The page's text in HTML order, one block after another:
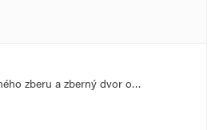
zberu a zberný dvor o…